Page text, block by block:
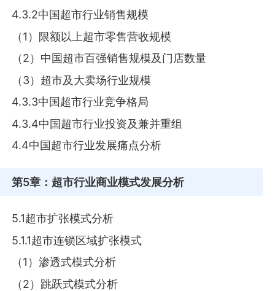
4.3.2中国超市行业销售规模
（1）限额以上超市零售营收规模
（2）中国超市百强销售规模及门店数量
（3）超市及大卖场行业规模
4.3.3中国超市行业竞争格局
4.3.4中国超市行业投资及兼并重组
4.4中国超市行业发展痛点分析
第5章 ：超市行业商业模式发展分析
5.1超市扩张模式分析
5.1.1超市连锁区域扩张模式
（1）渗透式模式分析
（2）跳跃式模式分析